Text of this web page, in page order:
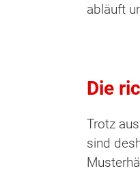
abläuft
Die
Trotz
sind